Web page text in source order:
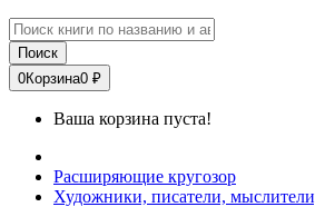
Поиск
0Корзина0 ₽
Ваша корзина пуста!
Расширяющие кругозор
Художники, писатели,